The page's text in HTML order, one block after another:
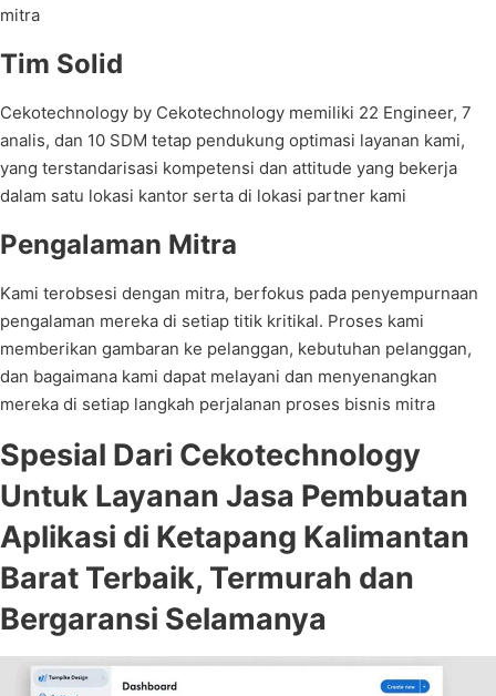
mitra
Tim Solid
Cekotechnology by Cekotechnology memiliki 22 Engineer, 7
analis, dan 10 SDM tetap pendukung optimasi layanan kami,
yang terstandarisasi kompetensi dan attitude yang bekerja
dalam satu lokasi kantor serta di lokasi partner kami
Pengalaman Mitra
Kami terobsesi dengan mitra, berfokus pada penyempurnaan
pengalaman mereka di setiap titik kritikal. Proses kami
memberikan gambaran ke pelanggan, kebutuhan pelanggan,
dan bagaimana kami dapat melayani dan menyenangkan
mereka di setiap langkah perjalanan proses bisnis mitra
Spesial Dari Cekotechnology
Untuk Layanan Jasa Pembuatan
Aplikasi di Ketapang Kalimantan
Barat Terbaik, Termurah dan
Bergaransi Selamanya